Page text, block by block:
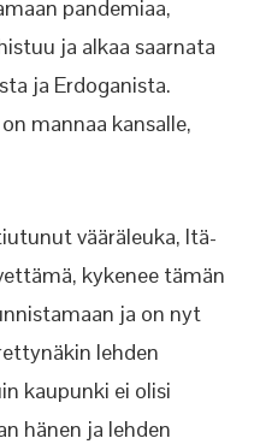
pandemiaa,
ja alkaa saarnata
ja Erdoganista.
mannaa kansalle,
vääräleuka, Itä-
kykenee tämän
ja on nyt
lehden
kaupunki ei olisi
hänen ja lehden